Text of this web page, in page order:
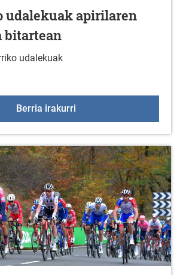
udalekuak apirilaren
bitartean
udalekuak
Berria irakurri